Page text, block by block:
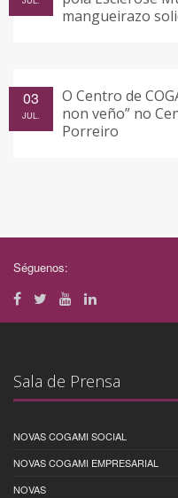
mangueirazo
O Centro de
non veño” no
Porreiro
03
JUL.
Séguenos:
Sala de Prensa
NOVAS COGAMI SOCIAL
NOVAS COGAMI EMPRESARIAL
NOVAS